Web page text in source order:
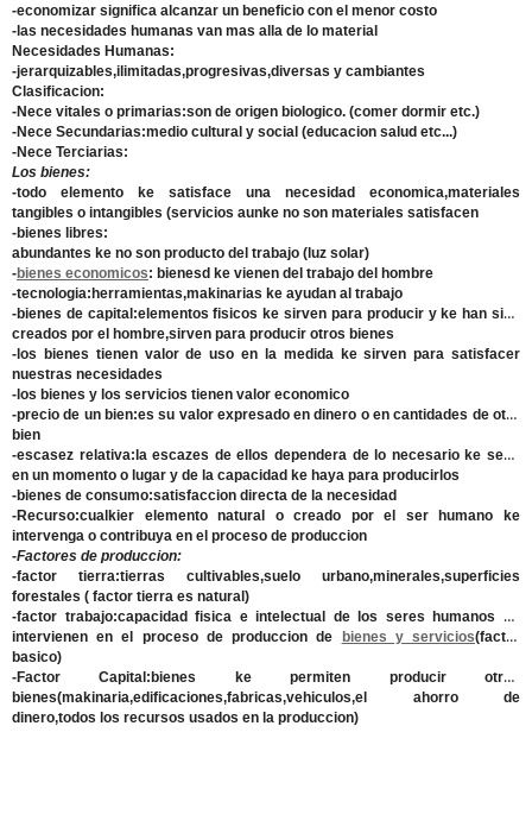
-economizar significa alcanzar un beneficio con el menor costo
-las necesidades humanas van mas alla de lo material
Necesidades Humanas:
-jerarquizables,ilimitadas,progresivas,diversas y cambiantes
Clasificacion:
-Nece vitales o primarias:son de origen biologico. (comer dormir etc.)
-Nece Secundarias:medio cultural y social (educacion salud etc...)
-Nece Terciarias:
Los bienes:
-todo elemento ke satisface una necesidad economica,materiales
tangibles o intangibles (servicios aunke no son materiales satisfacen
-bienes libres:
abundantes ke no son producto del trabajo (luz solar)
-bienes economicos: bienesd ke vienen del trabajo del hombre
-tecnologia: herramientas,makinarias ke ayudan al trabajo
-bienes de capital :elementos fisicos ke sirven para producir y ke han sido
creados por el hombre,sirven para producir otros bienes
-los bienes tienen valor de uso en la medida ke sirven para satisfacer
nuestras necesidades
-los bienes y los servicios tienen valor economico
-precio de un bien:es su valor expresado en dinero o en cantidades de otro
bien
-escasez relativa: la escazes de ellos dependera de lo necesario ke sean
en un momento o lugar y de la capacidad ke haya para producirlos
-bienes de consumo:satisfaccion directa de la necesidad
-Recurso:cualkier elemento natural o creado por el ser humano ke
intervenga o contribuya en el proceso de produccion
-Factores de produccion:
-factor tierra:tierras cultivables,suelo urbano,minerales,superficies
forestales ( factor tierra es natural)
-factor trabajo:capacidad fisica e intelectual de los seres humanos ke
intervienen en el proceso de produccion de
bienes y servicios(factor
basico)
-Factor Capital: bienes ke permiten producir otros
bienes(makinaria,edificaciones,fabricas,vehiculos,el ahorro de
dinero,todos los recursos usados en la produccion)